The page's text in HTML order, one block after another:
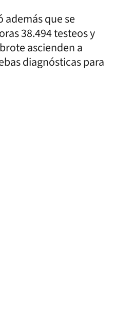
que se
38.494 testeos y
ascienden a
diagnósticas para